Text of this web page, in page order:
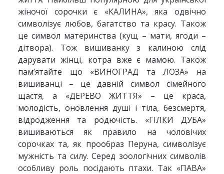
жіночої сорочки є «КАЛИНА», яка одвічно
символізує любов, багатство та красу. Також
це символ материнства (кущ – мати, ягоди –
дітвора). Тож вишиванку з калиною слід
дарувати жінці, котра вже є мамою. Також
пам’ятайте що «ВИНОГРАД та ЛОЗА» на
вишиванці – це давній символ сімейного
щастя, а «ДЕРЕВО ЖИТТЯ» – це краса,
молодість, оновлення душі і тіла, безсмертя,
відродження та родючість. «ГІЛКИ ДУБА»
вишиваються як правило на чоловічих
сорочках та, як прообраз Перуна, символізує
мужність та силу. Серед зоологічних символів
особливу роль посідають птахи. Так «ПАВА»